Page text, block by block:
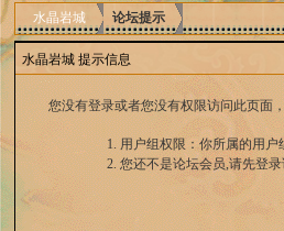
水晶岩城 论坛提示
水晶岩城 提示信息
您没有登录或者您没有权限访问此页面
用户组权限：你所属的用户
您还不是论坛会员,请先登